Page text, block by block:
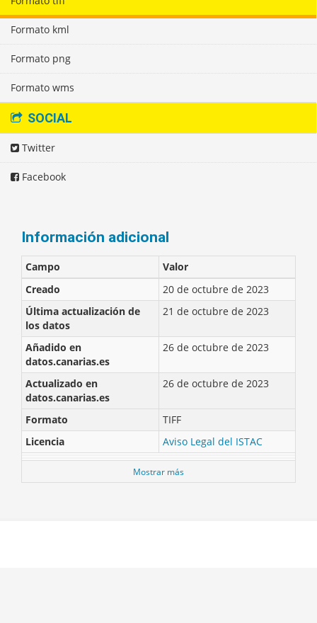
Formato kml
Formato png
Formato wms
SOCIAL
Twitter
Facebook
Información adicional
Campo
Valor
Creado
20 de octubre de 2023
Última actualización de
los datos
21 de octubre de 2023
Añadido en
datos.canarias.es
26 de octubre de 2023
Actualizado en
datos.canarias.es
26 de octubre de 2023
Formato
TIFF
Licencia
Aviso Legal del ISTAC
Mostrar más